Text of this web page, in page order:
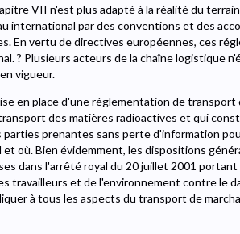
VII n'est plus adapté à la réalité du
international par des conventions et des
En vertu de directives européennes, ces
? Plusieurs acteurs de la chaîne logistique
vigueur.
en place d'une réglementation de
des matières radioactives et qui
prenantes sans perte d'information
où. Bien évidemment, les dispositions
dans l'arrêté royal du 20 juillet 2001 portant
travailleurs et de l'environnement contre le
à tous les aspects du transport de